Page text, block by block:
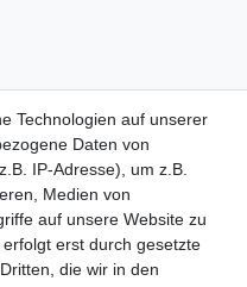
gelesen habe. Meine
Technologien auf unserer
Daten von
IP-Adresse), um z.B.
Medien von
auf unsere Website zu
erst durch gesetzte
die wir in den